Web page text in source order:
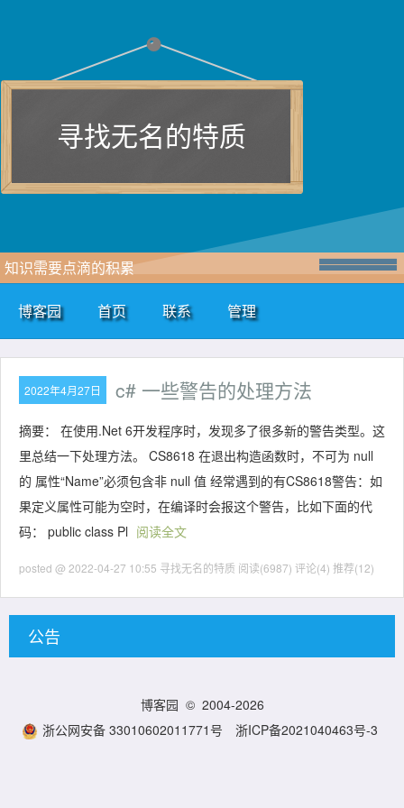
寻找无名的特质
知识需要点滴的积累
博客园 首页 联系 管理
2022年4月27日 c# 一些警告的处理方法
摘要： 在使用.Net 6开发程序时，发现多了很多新的警告类型。这
里总结一下处理方法。 CS8618 在退出构造函数时，不可为 null
的 属性“Name”必须包含非 null 值 经常遇到的有CS8618警告：如
果定义属性可能为空时，在编译时会报这个警告，比如下面的代
码： public class Pl 阅读全文
posted @ 2022-04-27 10:55 寻找无名的特质 阅读(6987) 评论(4) 推荐(12)
公告
博客园 © 2004-2026
浙公网安备 33010602011771号
浙ICP备2021040463号-3